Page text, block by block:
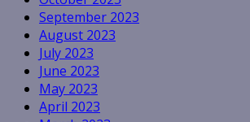
September 2023
August 2023
July 2023
June 2023
May 2023
April 2023